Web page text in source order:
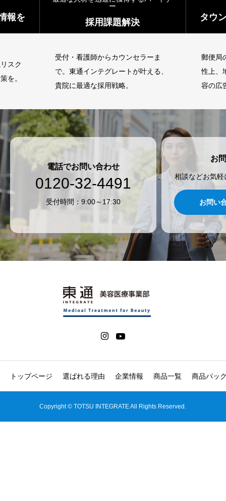
報を
スク
を。
ー
採用課題解決
受付・看護師からカウンセラーま
で。東通インテグレートが叶える、
貴院に最適な採用戦略。
タウ
郵便局
性上、
容の広
電話でお問い合わせ
0120-32-4491
受付時間：9:00～17:30
お
相談などお気
お問い
トップページ 選ばれる理由 企業情報 商品一覧 商品パッ
Copyright © TOTSU INTEGRATE All Rights Reserved.